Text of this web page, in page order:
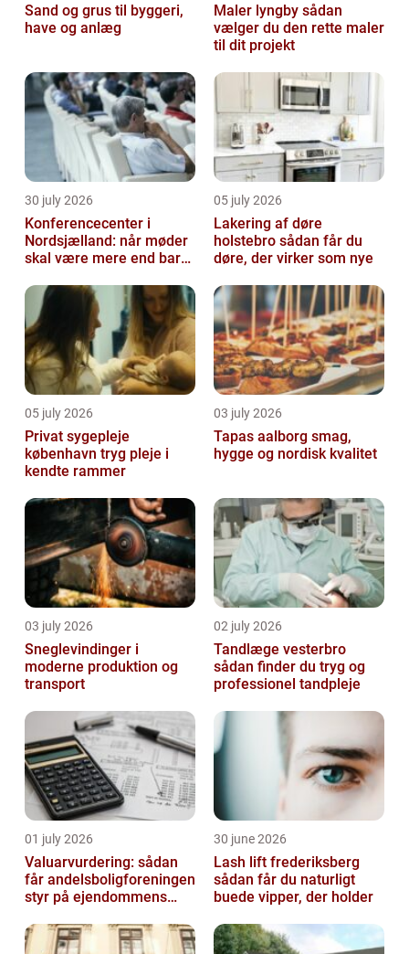
Sand og grus til byggeri,
have og anlæg
Maler lyngby sådan
vælger du den rette maler
til dit projekt
30 july 2026
Konferencecenter i
Nordsjælland: når møder
skal være mere end bare
05 july 2026
Lakering af døre
holstebro sådan får du
døre, der virker som nye
05 july 2026
Privat sygepleje
københavn tryg pleje i
kendte rammer
03 july 2026
Tapas aalborg smag,
hygge og nordisk kvalitet
03 july 2026
Sneglevindinger i
moderne produktion og
transport
02 july 2026
Tandlæge vesterbro
sådan finder du tryg og
professionel tandpleje
01 july 2026
Valuarvurdering: sådan
får andelsboligforeningen
styr på ejendommens
30 june 2026
Lash lift frederiksberg
sådan får du naturligt
buede vipper, der holder